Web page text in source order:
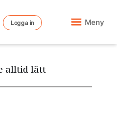
Logga in Meny
alltid lätt